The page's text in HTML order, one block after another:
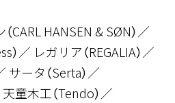
CARL HANSEN & SØN）
）
レガリア（REGALIA）
サータ（Serta）
天童木工（Tendo）